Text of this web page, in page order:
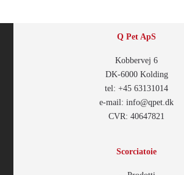
Q Pet ApS
Kobbervej 6
DK-6000 Kolding
tel: +45 63131014
e-mail: info@qpet.dk
CVR: 40647821
Scorciatoie